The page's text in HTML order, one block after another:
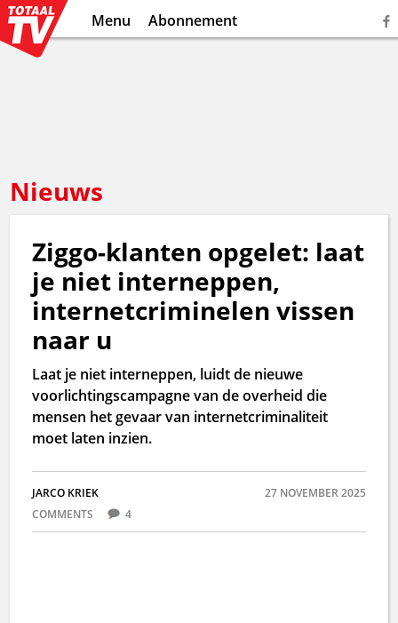
Menu Abonnement
Nieuws
Ziggo-klanten opgelet: laat
je niet interneppen,
internetcriminelen vissen
naar u
Laat je niet interneppen, luidt de nieuwe
voorlichtingscampagne van de overheid die
mensen het gevaar van internetcriminaliteit
moet laten inzien.
JARCO KRIEK
27 NOVEMBER 2025
COMMENTS
4